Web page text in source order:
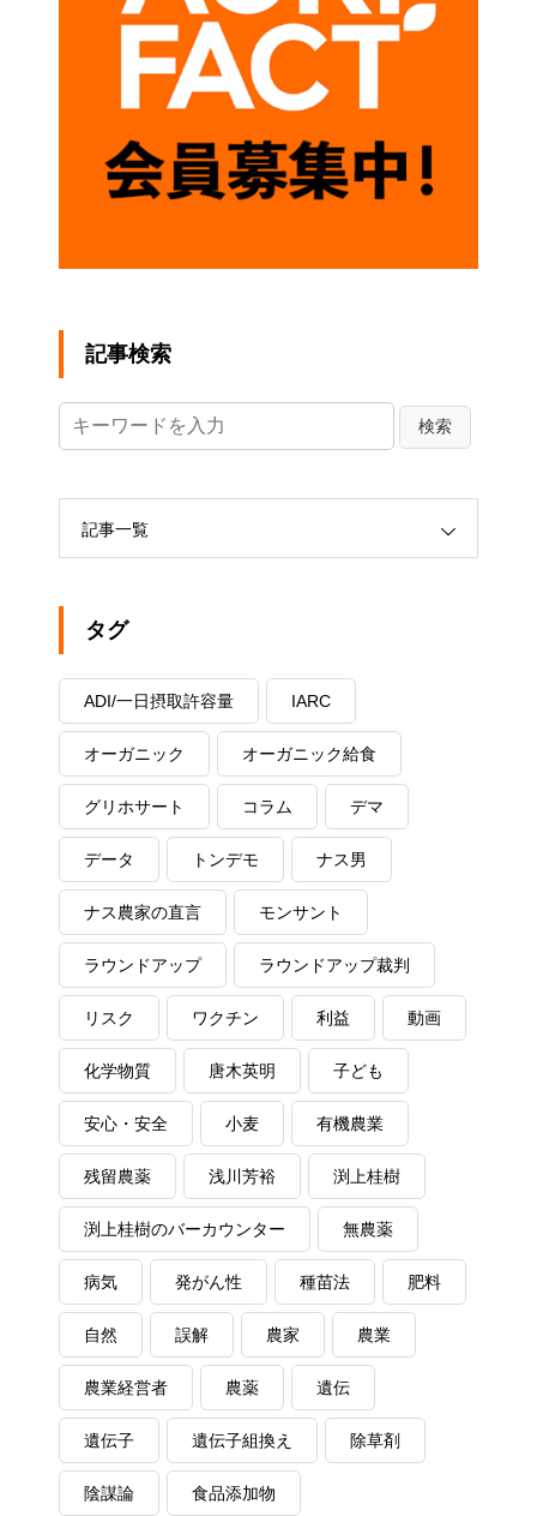
記事検索
記事一覧
タグ
ADI/一日摂取許容量 IARC
オーガニック オーガニック給食
グリホサート コラム デマ
データ トンデモ ナス男
ナス農家の直言 モンサント
ラウンドアップ ラウンドアップ裁判
リスク ワクチン 利益 動画
化学物質 唐木英明 子ども
安心・安全 小麦 有機農業
残留農薬 浅川芳裕 渕上桂樹
渕上桂樹のバーカウンター 無農薬
病気 発がん性 種苗法 肥料
自然 誤解 農家 農業
農業経営者 農薬 遺伝
遺伝子 遺伝子組換え 除草剤
陰謀論 食品添加物